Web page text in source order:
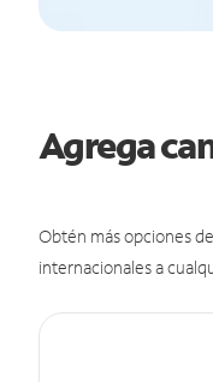
Agrega
Obtén más opciones
internacionales a